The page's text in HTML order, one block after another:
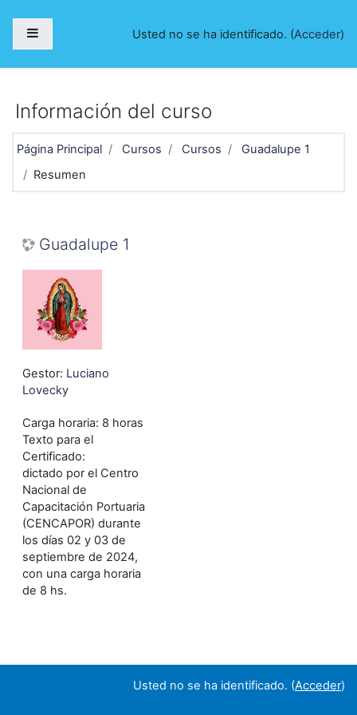
Usted no se ha identificado. (Acceder)
Información del curso
Página Principal Cursos Cursos
Guadalupe 1
Resumen
Guadalupe 1
Gestor: Luciano
Lovecky
Carga horaria: 8 horas
Texto para el
Certificado:
dictado por el Centro
Nacional de
Capacitación Portuaria
(CENCAPOR) durante
los días 02 y 03 de
septiembre de 2024,
con una carga horaria
de 8 hs.
Usted no se ha identificado. (Acceder)